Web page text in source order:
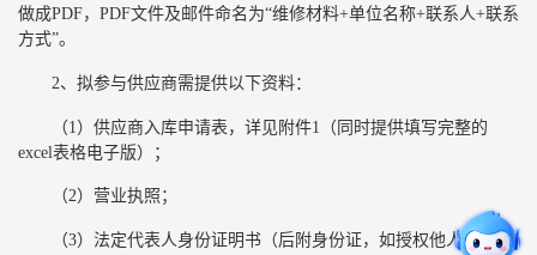
做成PDF，PDF文件及邮件命名为“维修材料+单位名称+联系人+联系
方式”。
2、拟参与供应商需提供以下资料：
（1）供应商入库申请表，详见附件1（同时提供填写完整的
excel表格电子版）；
（2）营业执照；
（3）法定代表人身份证明书（后附身份证，如授权他人则无需